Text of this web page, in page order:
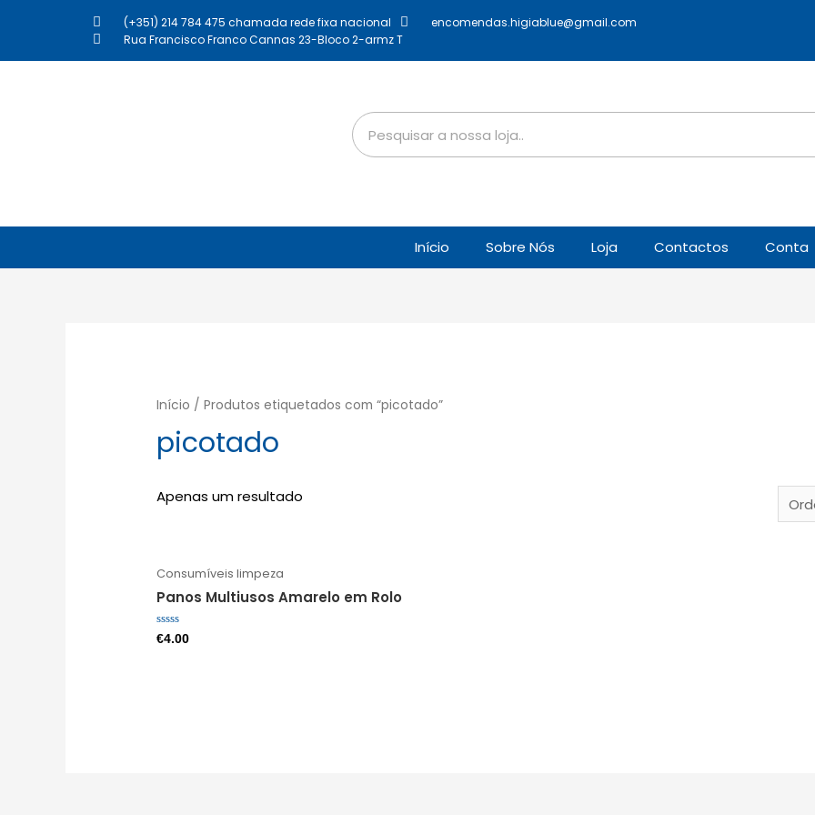
(+351) 214 784 475 chamada rede fixa nacional
encomendas.higiablue@gmail.com
Rua Francisco Franco Cannas 23-Bloco 2-armz T
Início Sobre Nós Loja Contactos Conta
Início / Produtos etiquetados com “picotado”
picotado
Apenas um resultado
Consumíveis limpeza
Panos Multiusos Amarelo em Rolo
Avaliação
0
€4.00